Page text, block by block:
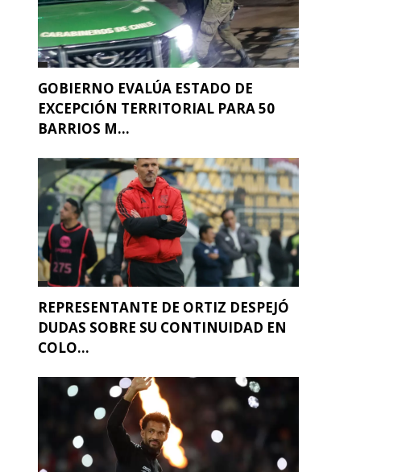
GOBIERNO EVALÚA ESTADO DE
EXCEPCIÓN TERRITORIAL PARA 50
BARRIOS M...
REPRESENTANTE DE ORTIZ DESPEJÓ
DUDAS SOBRE SU CONTINUIDAD EN
COLO...